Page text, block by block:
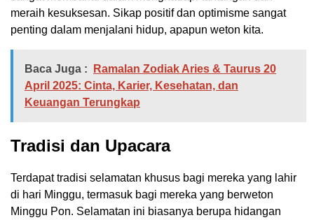
meraih kesuksesan. Sikap positif dan optimisme sangat
penting dalam menjalani hidup, apapun weton kita.
Baca Juga :
Ramalan Zodiak Aries & Taurus 20
April 2025: Cinta, Karier, Kesehatan, dan
Keuangan Terungkap
Tradisi dan Upacara
Terdapat tradisi selamatan khusus bagi mereka yang lahir
di hari Minggu, termasuk bagi mereka yang berweton
Minggu Pon. Selamatan ini biasanya berupa hidangan